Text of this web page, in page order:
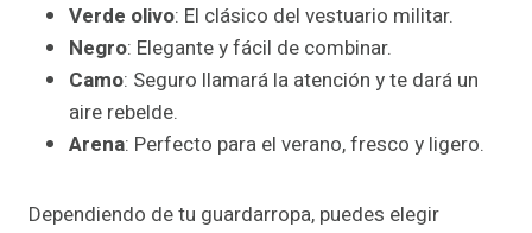
Verde olivo: El clásico del vestuario militar.
Negro: Elegante y fácil de combinar.
Camo: Seguro llamará la atención y te dará un
aire rebelde.
Arena: Perfecto para el verano, fresco y ligero.
Dependiendo de tu guardarropa, puedes elegir